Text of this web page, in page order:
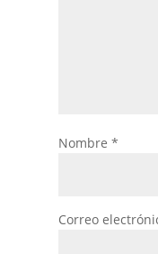
Nombre *
Correo